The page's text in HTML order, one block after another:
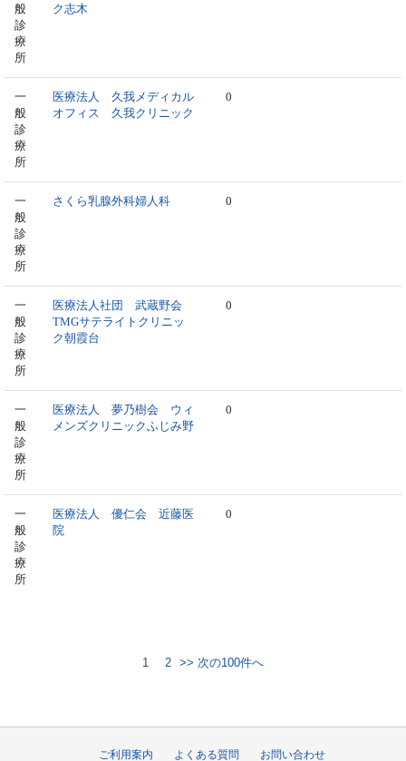
般
診
療
所
ク志木
一
般
診
療
所
医療法人 久我メディカル
オフィス 久我クリニック
0
一
般
診
療
所
さくら乳腺外科婦人科 0
一
般
診
療
所
医療法人社団 武蔵野会
TMGサテライトクリニッ
ク朝霞台
0
一
般
診
療
所
医療法人 夢乃樹会 ウィ
メンズクリニックふじみ野
0
一
般
診
療
所
医療法人 優仁会 近藤医
院
0
1 2 >> 次の100件へ
ご利用案内 よくある質問 お問い合わせ